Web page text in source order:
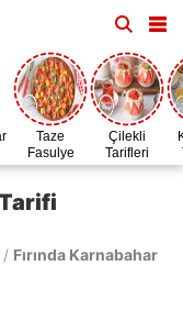
Taze
Fasulye
Zamanı
Çilekli
Tarifleri
/ Fırında Karnabahar